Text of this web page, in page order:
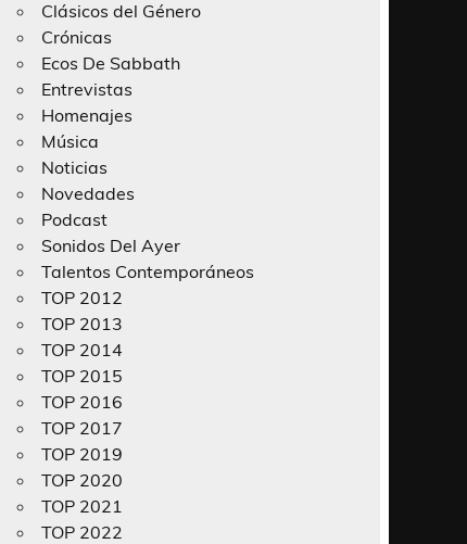
Clásicos del Género
Crónicas
Ecos De Sabbath
Entrevistas
Homenajes
Música
Noticias
Novedades
Podcast
Sonidos Del Ayer
Talentos Contemporáneos
TOP 2012
TOP 2013
TOP 2014
TOP 2015
TOP 2016
TOP 2017
TOP 2019
TOP 2020
TOP 2021
TOP 2022